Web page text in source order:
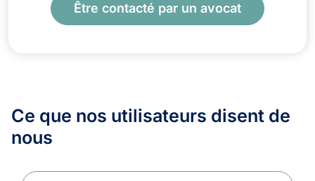
Être contacté par un avocat
Ce que nos utilisateurs disent de
nous